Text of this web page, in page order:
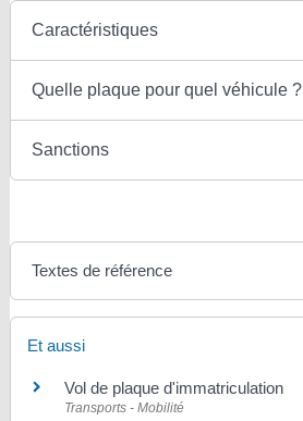
Caractéristiques
Quelle plaque pour quel véhicule ?
Sanctions
Textes de référence
Et aussi
Vol de plaque d'immatriculation
Transports - Mobilité